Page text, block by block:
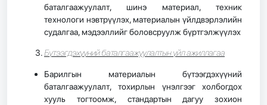
баталгаажуулалт, шинэ материал, техник
технологи нэвтрүүлэх, материалын үйлдвэрлэлийн
судалгаа, мэдээллийг боловсруулж бүртгэлжүүлэх
Бүтээгдэхүүний баталгаажуулалтын үйл ажиллагаа
Барилгын материалын бүтээгдэхүүний
баталгаажуулалт, тохирлын үнэлгээг холбогдох
хууль тогтоомж, стандартын дагуу зохион